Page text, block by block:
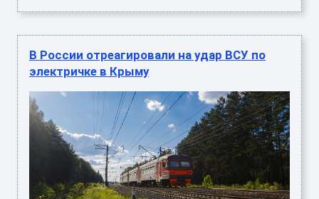
В России отреагировали на удар ВСУ по
электричке в Крыму